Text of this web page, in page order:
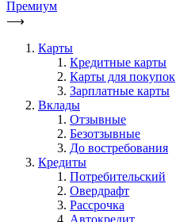
Премиум
⟶
Карты
Кредитные карты
Карты для покупок
Зарплатные карты
Вклады
Отзывные
Безотзывные
До востребования
Кредиты
Потребительский
Овердрафт
Рассрочка
Автокредит